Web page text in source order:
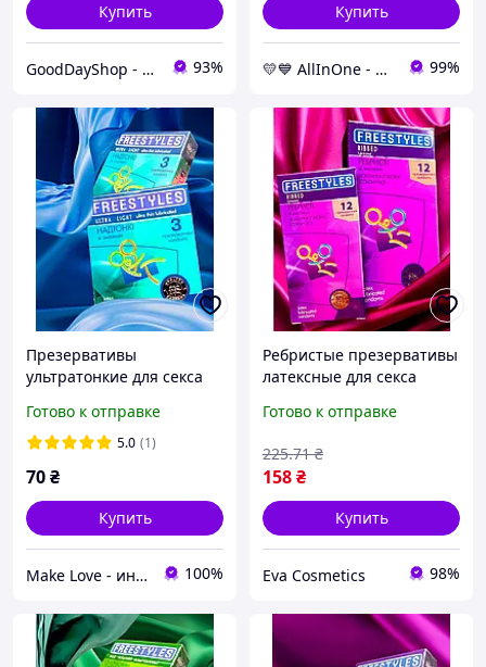
Купить
GoodDayShop - Онлайн магазин различных товаров 93%
Купить
💛💙 AllInOne - находи все необходимое в одном магазине! 99%
Презервативы
ультратонкие для секса
FREESTYLES №3 Ultra Light
3шт/уп
Готово к отправке
5.0 (1)
70₴
Купить
Make Love - интим бутик 100%
Ребристые презервативы
латексные для секса
Презервативы с
12шт/уп
Готово к отправке
158₴
225.71 ₴
Купить
Eva Cosmetics 98%